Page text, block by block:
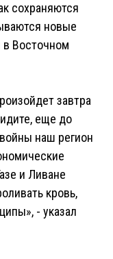
сохраняются
новые
Восточном
завтра
еще до
наш регион
и Ливане
кровь,
- указал